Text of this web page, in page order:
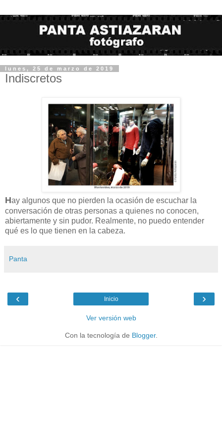
lunes, 25 de marzo de 2019
Indiscretos
Hay algunos que no pierden la ocasión de escuchar la
conversación de otras personas a quienes no conocen,
abiertamente y sin pudor. Realmente, no puedo entender
qué es lo que tienen en la cabeza.
Panta
‹ ›
Inicio
Ver versión web
Con la tecnología de Blogger.